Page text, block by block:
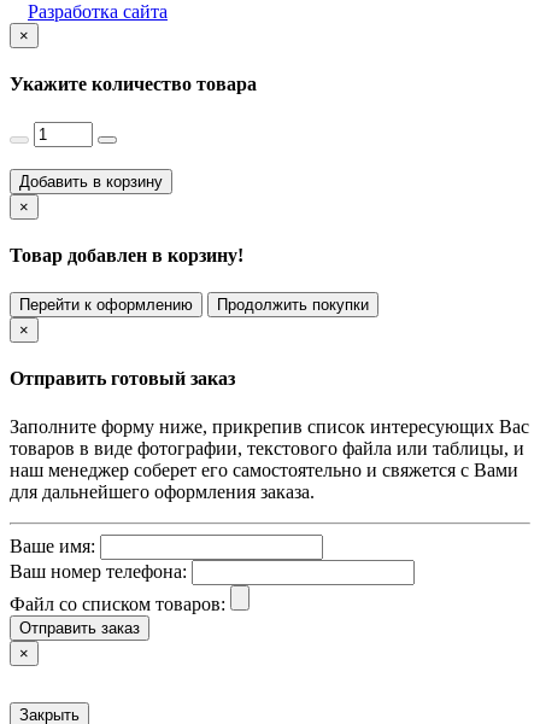
Разработка сайта
×
Укажите количество товара
Добавить в корзину
×
Товар добавлен в корзину!
Перейти к оформлению
Продолжить покупки
×
Отправить готовый заказ
Заполните форму ниже, прикрепив список интересующих Вас
товаров в виде фотографии, текстового файла или таблицы, и
наш менеджер соберет его самостоятельно и свяжется с Вами
для дальнейшего оформления заказа.
Ваше имя:
Ваш номер телефона:
Файл со списком товаров:
Отправить заказ
×
Закрыть